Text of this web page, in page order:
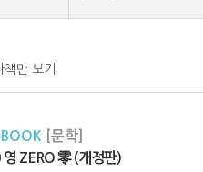
만 보기
[문학]
영 ZERO 零 (개정판)